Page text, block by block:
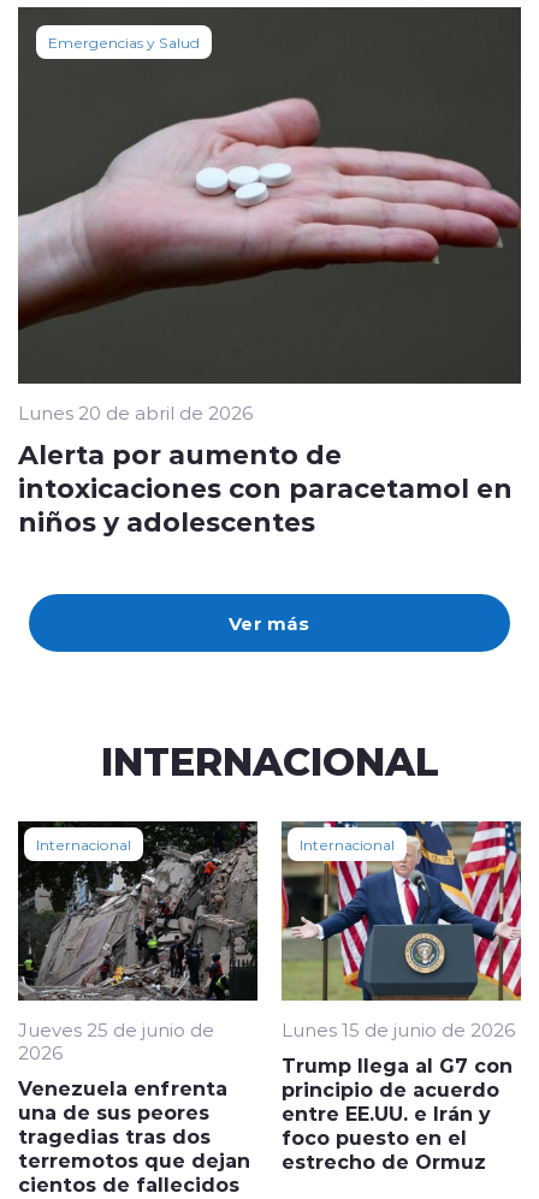
Ver más
Emergencias y Salud
Lunes 20 de abril de 2026
Alerta por aumento de
intoxicaciones con paracetamol en
niños y adolescentes
INTERNACIONAL
Internacional
Jueves 25 de junio de
2026
Venezuela enfrenta
una de sus peores
tragedias tras dos
terremotos que dejan
cientos de fallecidos
Internacional
Lunes 15 de junio de 2026
Trump llega al G7 con
principio de acuerdo
entre EE.UU. e Irán y
foco puesto en el
estrecho de Ormuz